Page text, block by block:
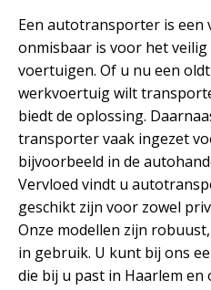
Een autotransporter is een
onmisbaar is voor het
voertuigen. Of u nu een
werkvoertuig wilt
biedt de oplossing.
transporter vaak ingezet
bijvoorbeeld in de
Vervloed vindt u
geschikt zijn voor zowel
Onze modellen zijn
in gebruik. U kunt bij ons
die bij u past in Haarlem en